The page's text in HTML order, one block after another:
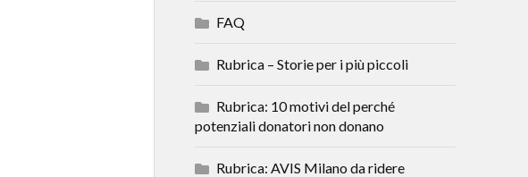
FAQ
Rubrica – Storie per i più piccoli
Rubrica: 10 motivi del perché
potenziali donatori non donano
Rubrica: AVIS Milano da ridere